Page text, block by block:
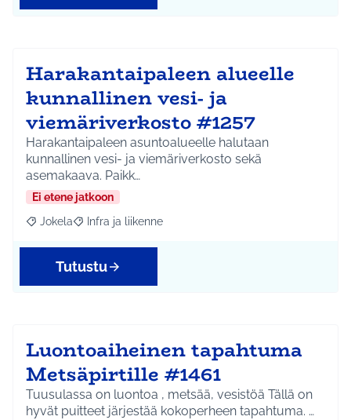
Harakantaipaleen alueelle
kunnallinen vesi- ja
viemäriverkosto #1257
Harakantaipaleen asuntoalueelle halutaan
kunnallinen vesi- ja viemäriverkosto sekä
asemakaava. Paikk…
Ei etene jatkoon
Rajaa tulokset aihepiirin mukaan: Jokela
Jokela Rajaa tulokset teeman mukaan: Infra ja liikenne
Infra ja liikenne
Tutustu
Luontoaiheinen tapahtuma
Metsäpirtille #1461
Tuusulassa on luontoa , metsää, vesistöä Tällä on
hyvät puitteet järjestää kokoperheen tapahtuma. …